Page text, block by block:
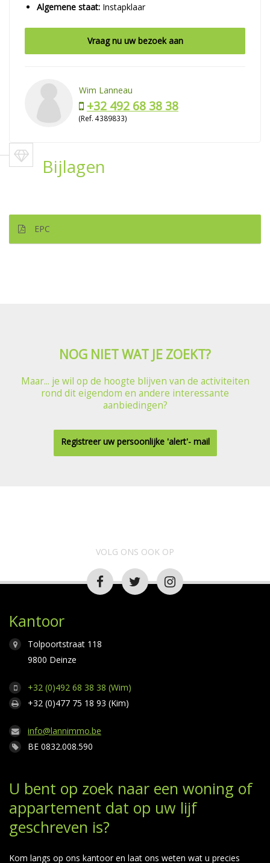
Algemene staat: Instapklaar
Vraag nu uw bezoek aan
Wim Lanneau
+32 492 68 38 38
(Ref. 4389833)
Bijlagen
EPC
NOG NIET WAT JE ZOEKT?
Maar... je wil op de hoogte blijven van de activiteiten
rond dit eigendom en andere interessante
aanbiedingen?
Registreer uw persoonlijke 'alert'- mail
VOLG ONS OOK OP
Kantoor
Tolpoortstraat 118
9800 Deinze
+32 (0)492 68 38 38 (Wim)
+32 (0)477 75 18 93 (Kim)
info@lannimmo.be
BE 0832.008.590
U bent op zoek naar een woning of
appartement dat op uw lijf
geschreven is?
Kom langs op ons kantoor en laat ons weten wat u precies